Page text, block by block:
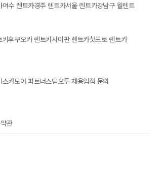
여수 렌트카경주 렌트카서울 렌트카강남구 월렌트
카후쿠오카 렌트카사이판 렌트카삿포로 렌트카
스카모아 파트너스팀오투 채용입점 문의
관